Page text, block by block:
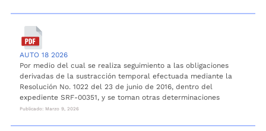
AUTO 18 2026
Por medio del cual se realiza seguimiento a las obligaciones
derivadas de la sustracción temporal efectuada mediante la
Resolución No. 1022 del 23 de junio de 2016, dentro del
expediente SRF-00351, y se toman otras determinaciones
Publicado: Marzo 9, 2026